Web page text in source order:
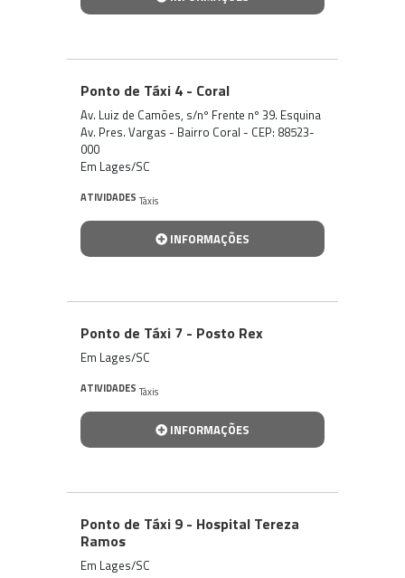
Ponto de Táxi 4 - Coral
Av. Luiz de Camões, s/nº Frente nº 39. Esquina
Av. Pres. Vargas - Bairro Coral - CEP: 88523-
000
Em Lages/SC
ATIVIDADES Táxis
INFORMAÇÕES
Ponto de Táxi 7 - Posto Rex
Em Lages/SC
ATIVIDADES Táxis
INFORMAÇÕES
Ponto de Táxi 9 - Hospital Tereza
Ramos
Em Lages/SC